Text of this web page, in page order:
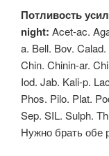
Потливость
night: Acet-ac.
a. Bell. Bov.
Chin. Chinin-ar.
Iod. Jab. Kali-p.
Phos. Pilo. Plat.
Sep. SIL. Sulph.
Нужно брать обе